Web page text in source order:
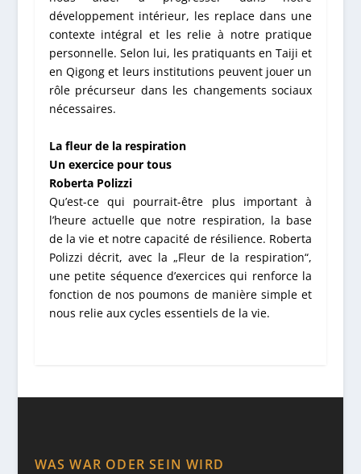
développement intérieur, les replace dans une
contexte intégral et les relie à notre pratique
personnelle. Selon lui, les pratiquants en Taiji et
en Qigong et leurs institutions peuvent jouer un
rôle précurseur dans les changements sociaux
nécessaires.
La fleur de la respiration
Un exercice pour tous
Roberta Polizzi
Qu’est-ce qui pourrait-être plus important à
l’heure actuelle que notre respiration, la base
de la vie et notre capacité de résilience. Roberta
Polizzi décrit, avec la „Fleur de la respiration“,
une petite séquence d’exercices qui renforce la
fonction de nos poumons de manière simple et
nous relie aux cycles essentiels de la vie.
WAS WAR ODER SEIN WIRD